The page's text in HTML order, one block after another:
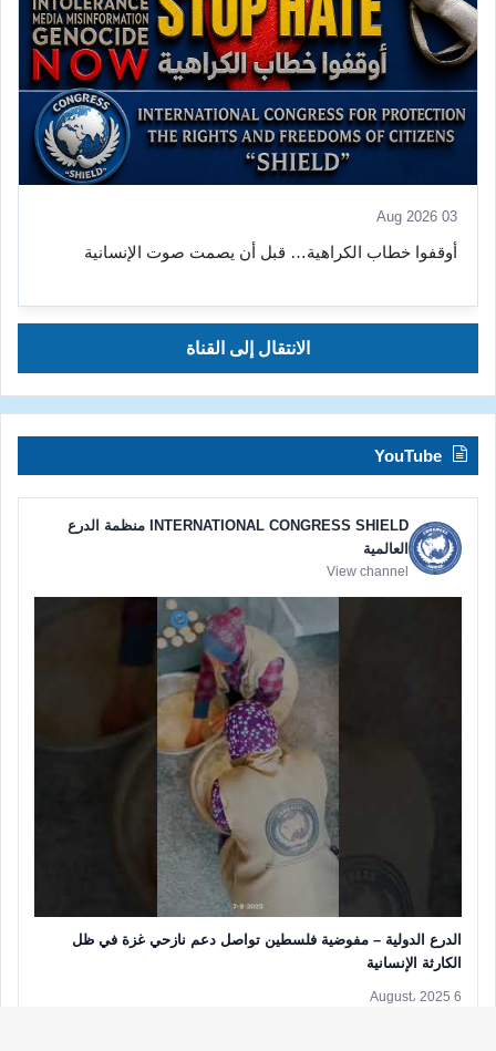
08 Aug 2026
أوقفوا الاستغلال والاعتداء الجنسي – منظمة الدرع الدولية
أوقفوا خطاب الكراهية… قبل أن يصمت صوت الإنسانية
الانتقال إلى القناة
INTERNATIONAL CONGRESS SHIELD منظمة الدرع
العالمية